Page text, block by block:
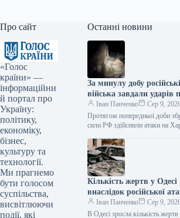
Про сайт
«Голос
країни» —
інформаційни
й портал про
Україну:
політику,
економіку,
бізнес,
культуру та
технології.
Ми прагнемо
бути голосом
суспільства,
висвітлюючи
події, які
Останні новини
За минулу добу російські
війська завдали ударів
населених пунктах
Харківської області.
Внаслідок обстрілів троє
отримали поранення.
Іван Панченко
Сер 9,
Протягом попередньої доби
сили РФ здійснили атаки на
внаслідок чого троє осіб
Кількість жертв у Одесі
внаслідок російської
збільшилася до восьми.
Іван Панченко
Сер 9,
В Одесі зросла кількість жертв